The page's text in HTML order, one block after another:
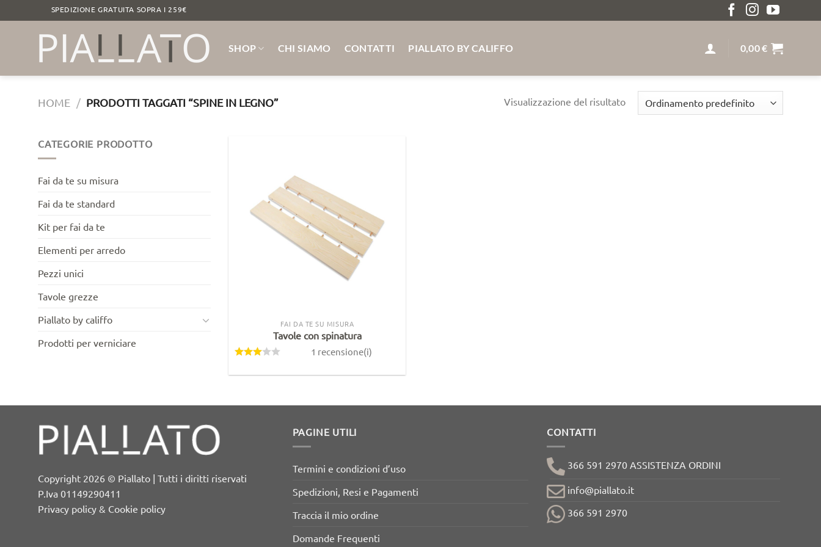
ai
contenuti
SPEDIZIONE GRATUITA SOPRA I 259€ LEGNO MASSELLO SU MISURA ABETE - ROVERE -FRASSINO SPEDIZIONE GRATUITA SOPRA I 259€ LEGNO
SHOP CHI SIAMO CONTATTI PIALLATO BY CALIFFO 0,00€
HOME / PRODOTTI TAGGATI “SPINE IN LEGNO” Visualizzazione del risultato
CATEGORIE PRODOTTO
Fai da te su misura
Fai da te standard
Kit per fai da te
Elementi per arredo
Pezzi unici
Tavole grezze
Piallato by califfo
Prodotti per verniciare
FAI DA TE SU MISURA
Tavole con spinatura
1 recensione(i)
Copyright 2026 © Piallato | Tutti i diritti riservati
P.Iva 01149290411
Privacy policy & Cookie policy
PAGINE UTILI
Termini e condizioni d’uso
Spedizioni, Resi e Pagamenti
Traccia il mio ordine
Domande Frequenti
CONTATTI
366 591 2970 ASSISTENZA ORDINI
info@piallato.it
366 591 2970